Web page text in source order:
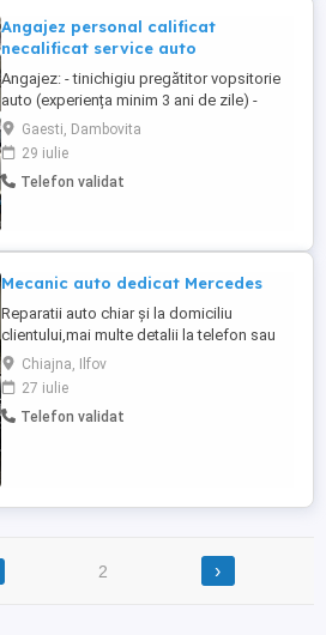
Angajez personal calificat
necalificat service auto
Angajez: - tinichigiu pregătitor vopsitorie
auto (experiența minim 3 ani de zile) -
mecanic auto (experiența constituie
avantaj) - muncitor necalificat ucenic
Salariu atractiv (variante procentuale)
Bonusuri de performanța
Gaesti, Dambovita
29 iulie
Telefon validat
Mecanic auto dedicat Mercedes
Reparatii auto chiar și la domiciliu
clientului,mai multe detalii la telefon sau
WhatsApp . Mecanic cu experiență în
Mercedes de peste 15 ani
Chiajna, Ilfov
27 iulie
Telefon validat
2 ›